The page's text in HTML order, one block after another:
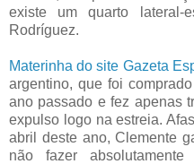
existe um quarto lateral-
Rodríguez.
Materinha do site Gazeta
argentino, que foi
ano passado e fez apenas
expulso logo na estreia.
abril deste ano, Clemente
não fazer